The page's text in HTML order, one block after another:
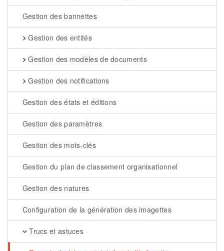
Gestion des bannettes
Gestion des entités
Gestion des modèles de documents
Gestion des notifications
Gestion des états et éditions
Gestion des paramètres
Gestion des mots-clés
Gestion du plan de classement organisationnel
Gestion des natures
Configuration de la génération des imagettes
Trucs et astuces